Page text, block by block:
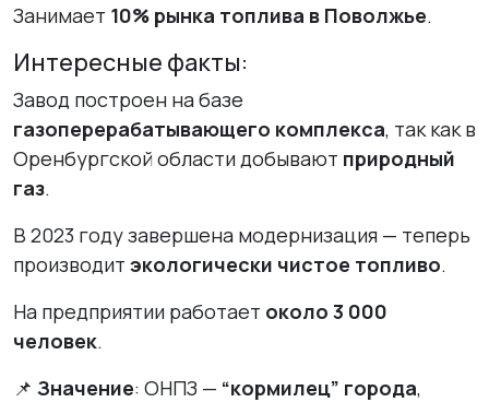
Занимает 10% рынка топлива в Поволжье.
Интересные факты:
Завод построен на базе
газоперерабатывающего комплекса, так как в
Оренбургской области добывают природный
газ.
В 2023 году завершена модернизация — теперь
производит экологически чистое топливо.
На предприятии работает около 3 000
человек.
📌 Значение: ОНПЗ — “кормилец” города,